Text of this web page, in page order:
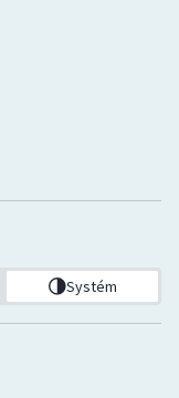
Systém